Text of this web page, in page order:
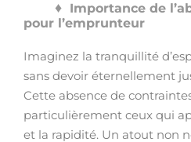
Importance de
pour l’emprunteur
Imaginez la tranquillité
sans devoir éternellement
Cette absence de
particulièrement ceux qui
et la rapidité. Un atout non